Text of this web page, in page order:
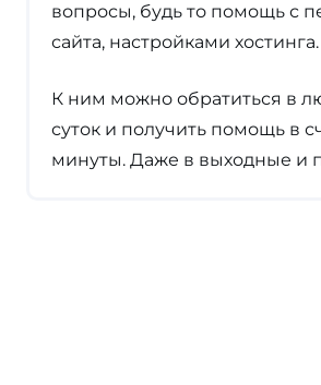
вопросы, будь то помощь с
сайта, настройками хостинга.
К ним можно обратиться в
суток и получить помощь в
минуты. Даже в выходные и